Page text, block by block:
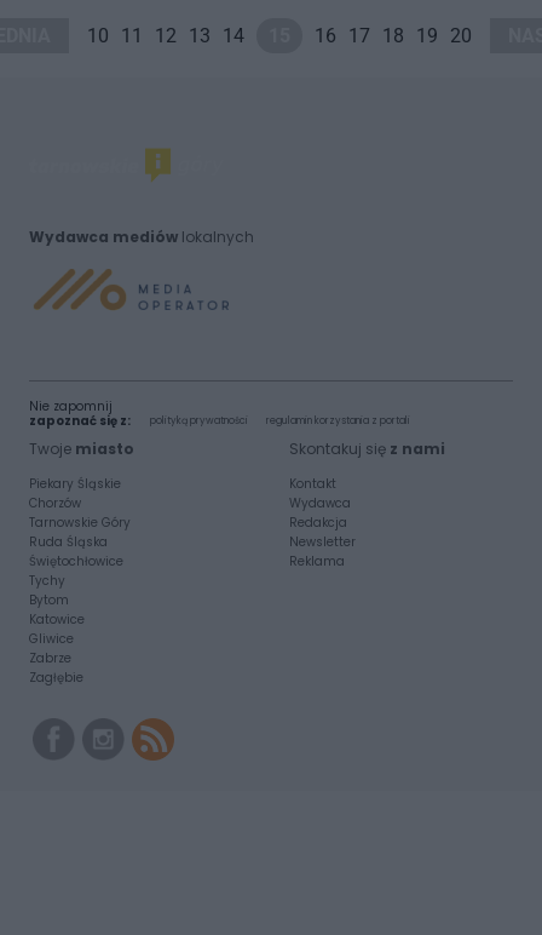
10 11 12 13 14 16 17 18 19 20
Wydawca mediówlokalnych
Nie zapomnij
zapoznać się z:
polityką prywatności regulamin korzystania z portali
Twoje miasto
Piekary Śląskie
Chorzów
Tarnowskie Góry
Ruda Śląska
Świętochłowice
Tychy
Bytom
Katowice
Gliwice
Zabrze
Zagłębie
Skontakuj się z nami
Kontakt
Wydawca
Redakcja
Newsletter
Reklama